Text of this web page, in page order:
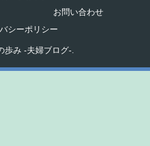
お問い合わせ
シーポリシー
歩み -夫婦ブログ-.